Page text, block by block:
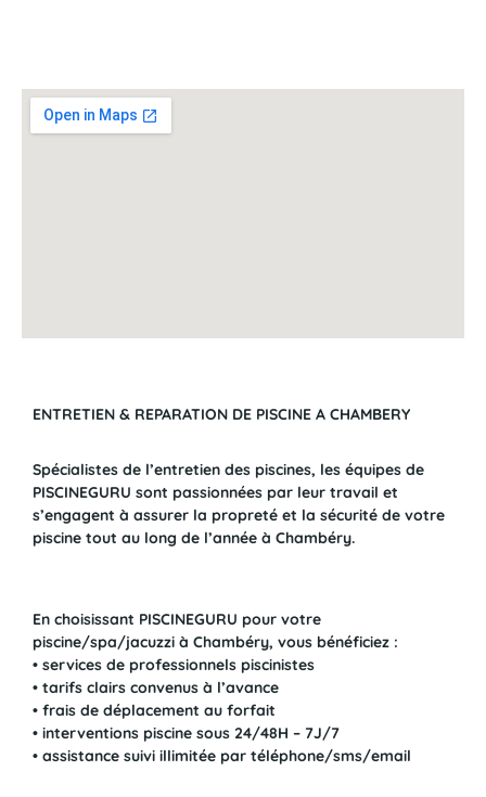
ENTRETIEN & REPARATION DE PISCINE A CHAMBERY
Spécialistes de l’entretien des piscines, les équipes de
PISCINEGURU sont passionnées par leur travail et
s’engagent à assurer la propreté et la sécurité de votre
piscine tout au long de l’année à Chambéry.
En choisissant PISCINEGURU pour votre
piscine/spa/jacuzzi à Chambéry, vous bénéficiez :
• services de professionnels piscinistes
• tarifs clairs convenus à l’avance
• frais de déplacement au forfait
• interventions piscine sous 24/48H – 7J/7
• assistance suivi illimitée par téléphone/sms/email